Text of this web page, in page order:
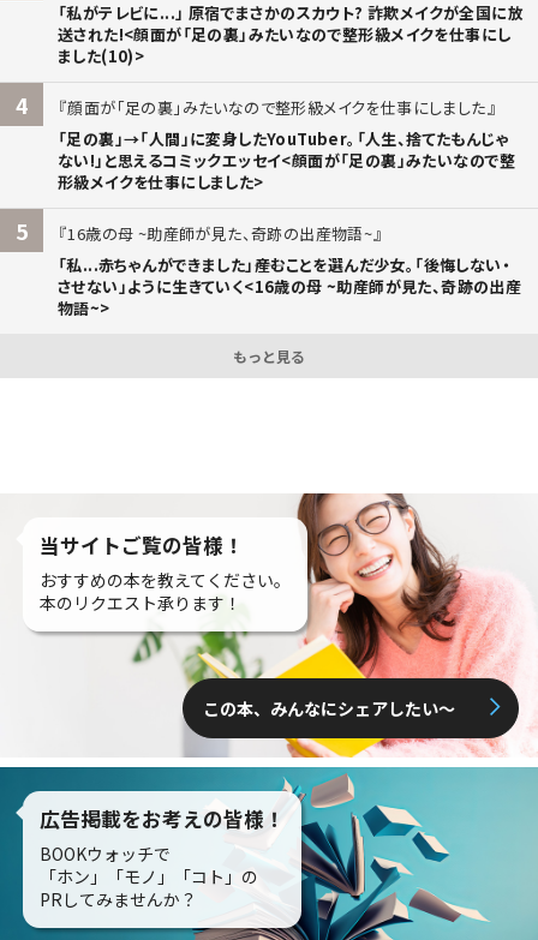
「私がテレビに...」 原宿でまさかのスカウト? 詐欺メイクが全国に放
送された!<顔面が「足の裏」みたいなので整形級メイクを仕事にし
ました(10)>
4
顔面が「足の裏」みたいなので整形級メイクを仕事にしました
「足の裏」→「人間」に変身したYouTuber。「人生、捨てたもんじゃ
ない!」と思えるコミックエッセイ<顔面が「足の裏」みたいなので整
形級メイクを仕事にしました>
5
16歳の母 ~助産師が見た、奇跡の出産物語~
「私...赤ちゃんができました」――産むことを選んだ少女。「後悔しない・
させない」ように生きていく<16歳の母 ~助産師が見た、奇跡の出産
物語~>
もっと見る
当サイトご覧の皆様！
おすすめの本を教えてください。
本のリクエスト承ります！
この本、みんなにシェアしたい〜
広告掲載をお考えの皆様！
BOOKウォッチで
「ホン」「モノ」「コト」の
PRしてみませんか？